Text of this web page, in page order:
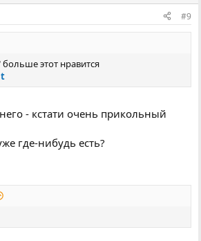
#9
этот нравится
- кстати очень прикольный
где-нибудь есть?